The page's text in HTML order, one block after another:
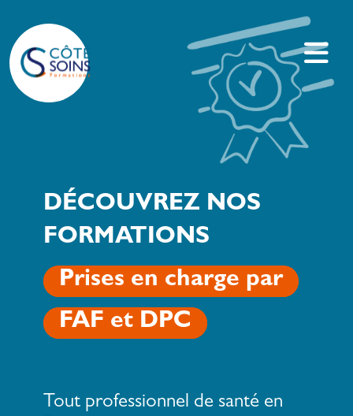
DÉCOUVREZ NOS
FORMATIONS
Prises en charge par
FAF et DPC
Tout professionnel de santé en